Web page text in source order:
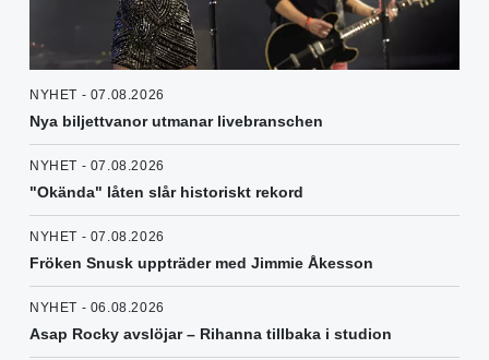
NYHET - 07.08.2026
Nya biljettvanor utmanar livebranschen
NYHET - 07.08.2026
"Okända" låten slår historiskt rekord
NYHET - 07.08.2026
Fröken Snusk uppträder med Jimmie Åkesson
NYHET - 06.08.2026
Asap Rocky avslöjar – Rihanna tillbaka i studion